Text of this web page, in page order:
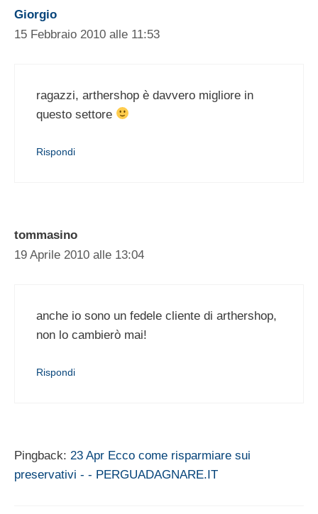
Giorgio
15 Febbraio 2010 alle 11:53
ragazzi, arthershop è davvero migliore in
questo settore
Rispondi
tommasino
19 Aprile 2010 alle 13:04
anche io sono un fedele cliente di arthershop,
non lo cambierò mai!
Rispondi
Pingback: 23 Apr Ecco come risparmiare sui
preservativi - - PERGUADAGNARE.IT